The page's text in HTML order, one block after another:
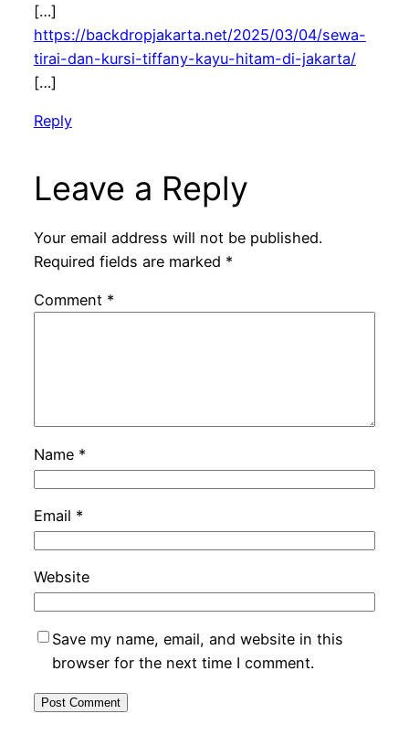
[…]
https://backdropjakarta.net/2025/03/04/sewa-
tirai-dan-kursi-tiffany-kayu-hitam-di-jakarta/
[…]
Reply
Leave a Reply
Your email address will not be published.
Required fields are marked *
Comment *
Name *
Email *
Website
Save my name, email, and website in this
browser for the next time I comment.